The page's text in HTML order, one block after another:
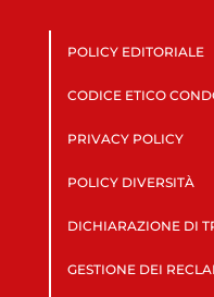
POLICY EDITORIALE
CODICE ETICO
PRIVACY POLICY
POLICY DIVERSITÀ
DICHIARAZIONE DI
GESTIONE DEI